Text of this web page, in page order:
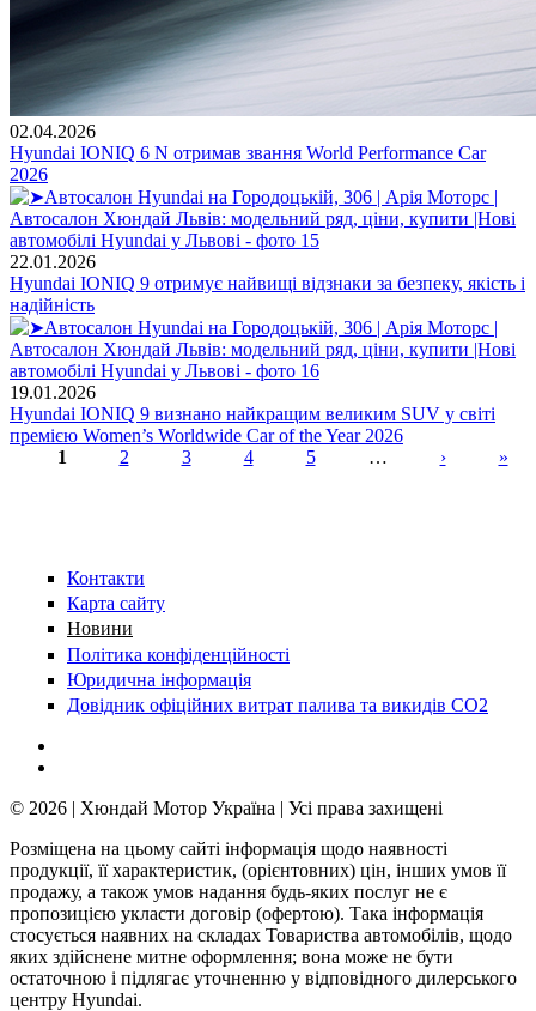
02.04.2026
Hyundai IONIQ 6 N отримав звання World Performance Car
2026
22.01.2026
Hyundai IONIQ 9 отримує найвищі відзнаки за безпеку, якість і
надійність
19.01.2026
Hyundai IONIQ 9 визнано найкращим великим SUV у світі
премією Women’s Worldwide Car of the Year 2026
1 2 3 4 5 … › »
Контакти
Карта сайту
Новини
Політика конфіденційності
Юридична інформація
Довідник офіційних витрат палива та викидів СО2
© 2026 | Хюндай Мотор Україна | Усі права захищені
Розміщена на цьому сайті інформація щодо наявності
продукції, її характеристик, (орієнтовних) цін, інших умов її
продажу, а також умов надання будь-яких послуг не є
пропозицією укласти договір (офертою). Така інформація
стосується наявних на складах Товариства автомобілів, щодо
яких здійснене митне оформлення; вона може не бути
остаточною і підлягає уточненню у відповідного дилерського
центру Hyundai.